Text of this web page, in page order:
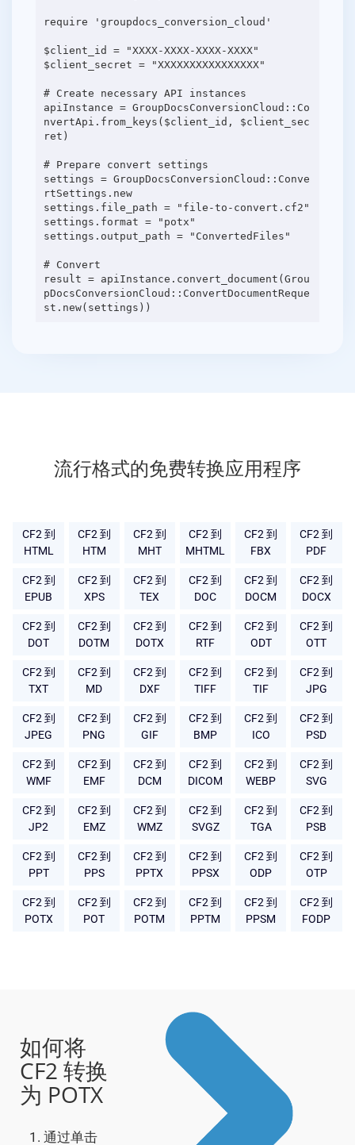
require 'groupdocs_conversion_cloud'
$client_id = "XXXX-XXXX-XXXX-XXXX"
$client_secret = "XXXXXXXXXXXXXXXX"
# Create necessary API instances
apiInstance = GroupDocsConversionCloud::Co
nvertApi.from_keys($client_id, $client_sec
ret)
# Prepare convert settings
settings = GroupDocsConversionCloud::Conve
rtSettings.new
settings.file_path = "file-to-convert.cf2"
settings.format = "potx"
settings.output_path = "ConvertedFiles"
# Convert
result = apiInstance.convert_document(Grou
pDocsConversionCloud::ConvertDocumentReque
流行格式的免费转换应用程序
CF2 到
HTML
CF2 到
HTM
CF2 到
MHT
CF2 到
MHTML
CF2 到
FBX
CF2 到
PDF
CF2 到
EPUB
CF2 到
XPS
CF2 到
TEX
CF2 到
DOC
CF2 到
DOCM
CF2 到
DOCX
CF2 到
DOT
CF2 到
DOTM
CF2 到
DOTX
CF2 到
RTF
CF2 到
ODT
CF2 到
OTT
CF2 到
TXT
CF2 到
MD
CF2 到
DXF
CF2 到
TIFF
CF2 到
TIF
CF2 到
JPG
CF2 到
JPEG
CF2 到
PNG
CF2 到
GIF
CF2 到
BMP
CF2 到
ICO
CF2 到
PSD
CF2 到
WMF
CF2 到
EMF
CF2 到
DCM
CF2 到
DICOM
CF2 到
WEBP
CF2 到
SVG
CF2 到
JP2
CF2 到
EMZ
CF2 到
WMZ
CF2 到
SVGZ
CF2 到
TGA
CF2 到
PSB
CF2 到
PPT
CF2 到
PPS
CF2 到
PPTX
CF2 到
PPSX
CF2 到
ODP
CF2 到
OTP
CF2 到
POTX
CF2 到
POT
CF2 到
POTM
CF2 到
PPTM
CF2 到
PPSM
CF2 到
FODP
如何将
CF2 转换
为 POTX
通过单击